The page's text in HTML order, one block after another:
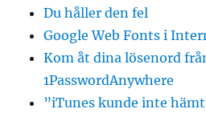
Du håller den fel
Google Web Fonts i
Kom åt dina lösenord
1PasswordAnywhere
”iTunes kunde inte